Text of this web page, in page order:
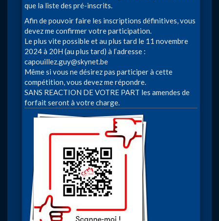
que la liste des pré-inscrits.
Afin de pouvoir faire les inscriptions définitives, vous
devez me confirmer votre participation.
Le plus vite possible et au plus tard le 11 novembre
2024 à 20H (au plus tard) à l’adresse :
capouillez.guy@skynet.be
Même si vous ne désirez pas participer à cette
compétition, vous devez me répondre.
SANS REACTION DE VOTRE PART les amendes de
forfait seront à votre charge.
Image